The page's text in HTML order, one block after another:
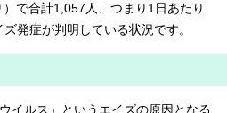
で合計1,057人、つまり1日あたり
発症が判明している状況です。
イルス」というエイズの原因となる